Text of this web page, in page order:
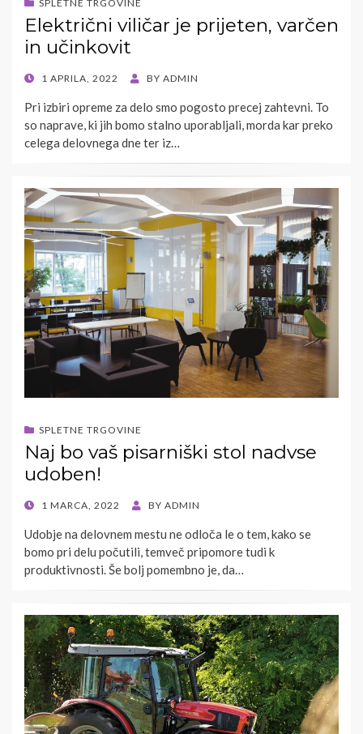
SPLETNE TRGOVINE
Električni viličar je prijeten, varčen
in učinkovit
POSTED
1 APRILA, 2022 BY ADMIN
Pri izbiri opreme za delo smo pogosto precej zahtevni. To
so naprave, ki jih bomo stalno uporabljali, morda kar preko
celega delovnega dne ter iz…
SPLETNE TRGOVINE
Naj bo vaš pisarniški stol nadvse
udoben!
POSTED
1 MARCA, 2022 BY ADMIN
Udobje na delovnem mestu ne odloča le o tem, kako se
bomo pri delu počutili, temveč pripomore tudi k
produktivnosti. Še bolj pomembno je, da…